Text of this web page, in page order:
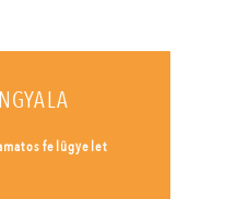
felügyelet